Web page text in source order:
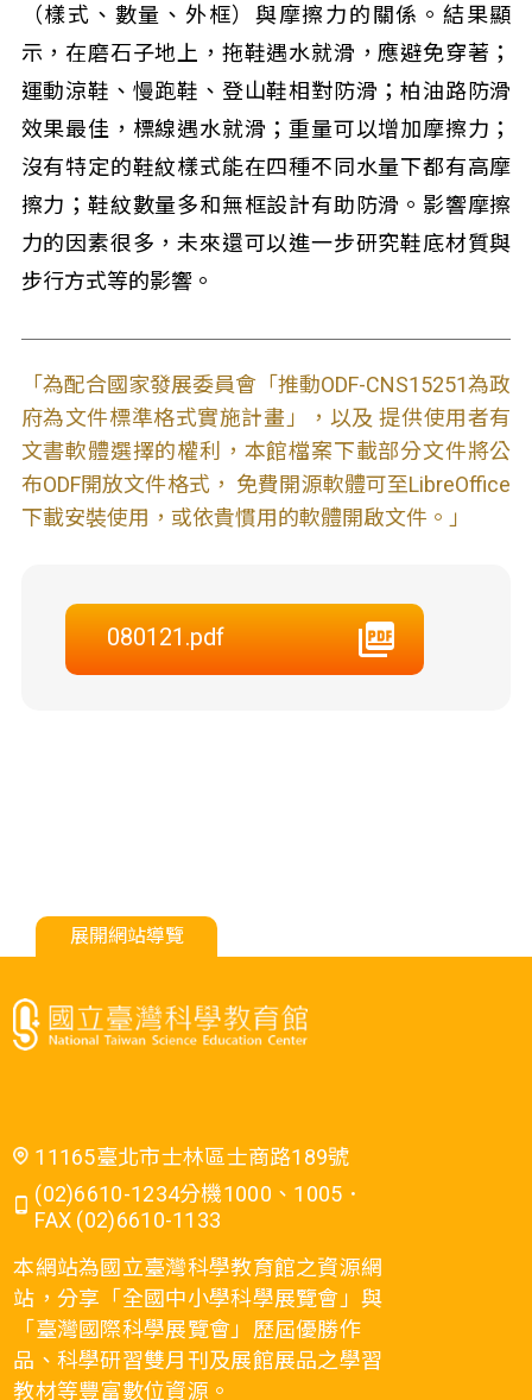
（樣式、數量、外框）與摩擦力的關係。結果顯
示，在磨石子地上，拖鞋遇水就滑，應避免穿著；
運動涼鞋、慢跑鞋、登山鞋相對防滑；柏油路防滑
效果最佳，標線遇水就滑；重量可以增加摩擦力；
沒有特定的鞋紋樣式能在四種不同水量下都有高摩
擦力；鞋紋數量多和無框設計有助防滑。影響摩擦
力的因素很多，未來還可以進一步研究鞋底材質與
步行方式等的影響。
「為配合國家發展委員會「推動ODF-CNS15251為政
府為文件標準格式實施計畫」，以及 提供使用者有
文書軟體選擇的權利，本館檔案下載部分文件將公
布ODF開放文件格式， 免費開源軟體可至LibreOffice
下載安裝使用，或依貴慣用的軟體開啟文件。」
080121.pdf
展開網站導覽
11165臺北市士林區士商路189號
(02)6610-1234分機1000、1005．
FAX (02)6610-1133
本網站為國立臺灣科學教育館之資源網
站，分享「全國中小學科學展覽會」與
「臺灣國際科學展覽會」歷屆優勝作
品、科學研習雙月刊及展館展品之學習
教材等豐富數位資源。